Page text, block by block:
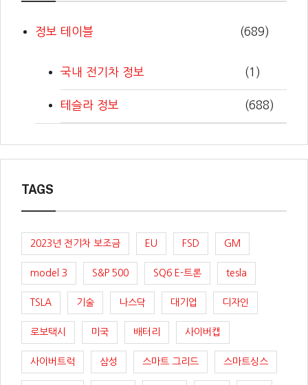
정보 테이블 (689)
국내 전기차 정보 (1)
테슬라 정보 (688)
TAGS
2023년 전기차 보조금 EU FSD GM
model 3 S&P 500 SQ6 E-트론 tesla
TSLA 기술 나스닥 대기업 디자인
로보택시 미국 배터리 사이버캡
사이버트럭 삼성 스마트 그리드 스마트싱스